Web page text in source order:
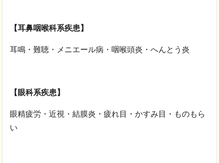
【耳鼻咽喉科系疾患】
耳鳴・難聴・メニエール病・咽喉頭炎・へんとう炎
【眼科系疾患】
眼精疲労・近視・結膜炎・疲れ目・かすみ目・ものもら
い